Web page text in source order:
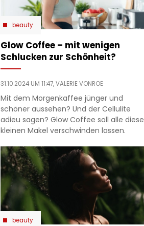
beauty
Glow Coffee – mit wenigen
Schlucken zur Schönheit?
31.10.2024 UM 11:47,VALERIE VONROE
Mit dem Morgenkaffee jünger und
schöner aussehen? Und der Cellulite
adieu sagen? Glow Coffee soll alle diese
kleinen Makel verschwinden lassen.
beauty